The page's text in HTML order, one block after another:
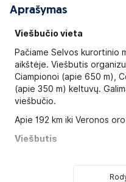
Aprašymas
Viešbučio vieta
Pačiame Selvos kurortinio
aikštėje. Viešbutis
Ciampionoi (apie 650 m),
(apie 350 m) keltuvų.
viešbučio.
Apie 192 km iki Veronos
Viešbutis